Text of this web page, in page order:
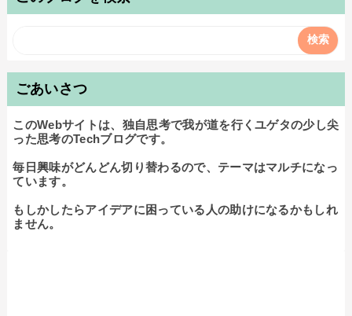
ごあいさつ
このWebサイトは、独自思考で我が道を行くユゲタの少し尖
った思考のTechブログです。
毎日興味がどんどん切り替わるので、テーマはマルチになっ
ています。
もしかしたらアイデアに困っている人の助けになるかもしれ
ません。